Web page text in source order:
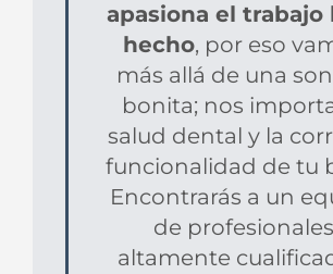
apasiona el trabajo
hecho, por eso
más allá de una
bonita; nos
salud dental y la
funcionalidad de tu
Encontrarás a un
de profesionales
altamente